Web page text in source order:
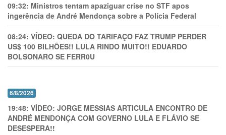
09:32: Ministros tentam apaziguar crise no STF apos
ingerência de André Mendonça sobre a Polícia Federal
08:24: VÍDEO: QUEDA DO TARIFAÇO FAZ TRUMP PERDER
US$ 100 BILHÕES!! LULA RINDO MUITO!! EDUARDO
BOLSONARO SE FERR0U
6/8/2026
19:48: VÍDEO: JORGE MESSIAS ARTICULA ENCONTRO DE
ANDRÉ MENDONÇA COM GOVERNO LULA E FLÁVIO SE
DESESPERA!!